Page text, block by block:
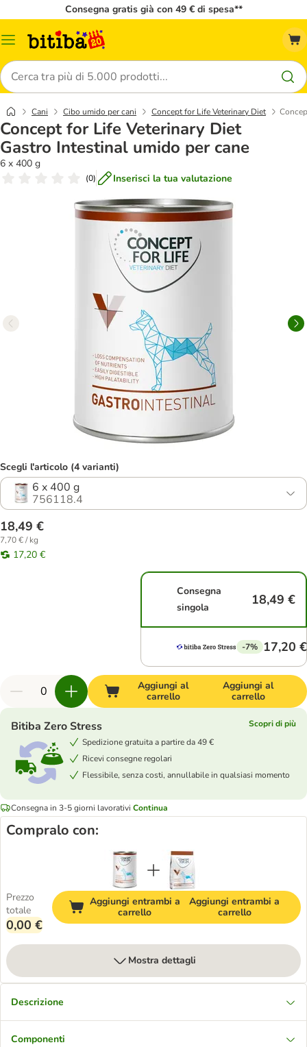
Consegna gratis già con 49 € di spesa**
Overview
Cerca
Cani Cibo umido per cani Concept for Life Veterinary Diet
Concept for Life Veterinary Diet
Gastro Intestinal umido per cane
6 x 400 g
(0) Inserisci la tua valutazione
Scegli l'articolo (4 varianti)
6 x 400 g
756118.4
18,49 €
7,70 € / kg
17,20 €
Consegna
singola
18,49 €
-7% 17,20 €
Aggiungi al
carrello
Aggiungi al
carrello
Bitiba Zero Stress
Scopri di più
Spedizione gratuita a partire da 49 €
Ricevi consegne regolari
Flessibile, senza costi, annullabile in qualsiasi momento
Consegna in 3-5 giorni lavorativi Continua
Compralo con:
Prezzo
totale
0,00 €
Aggiungi entrambi a
carrello
Aggiungi entrambi a
carrello
Mostra dettagli
Descrizione
Componenti